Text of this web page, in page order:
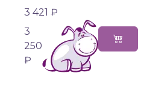
3 421 ₽
3
250
₽